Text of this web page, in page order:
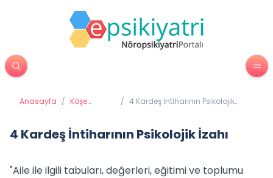
Anasayfa / Köşe
/ 4 Kardeş İntiharının Psikolojik
4 Kardeş İntiharının Psikolojik İzahı
"Aile ile ilgili tabuları, değerleri, eğitimi ve toplumu